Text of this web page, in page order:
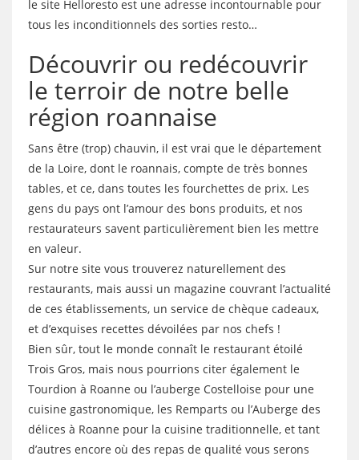
le site Helloresto est une adresse incontournable pour
tous les inconditionnels des sorties resto…
Découvrir ou redécouvrir
le terroir de notre belle
région roannaise
Sans être (trop) chauvin, il est vrai que le département
de la Loire, dont le roannais, compte de très bonnes
tables, et ce, dans toutes les fourchettes de prix. Les
gens du pays ont l’amour des bons produits, et nos
restaurateurs savent particulièrement bien les mettre
en valeur.
Sur notre site vous trouverez naturellement des
restaurants, mais aussi un magazine couvrant l’actualité
de ces établissements, un service de chèque cadeaux,
et d’exquises recettes dévoilées par nos chefs !
Bien sûr, tout le monde connaît le restaurant étoilé
Trois Gros, mais nous pourrions citer également le
Tourdion à Roanne ou l’auberge Costelloise pour une
cuisine gastronomique, les Remparts ou l’Auberge des
délices à Roanne pour la cuisine traditionnelle, et tant
d’autres encore où des repas de qualité vous serons